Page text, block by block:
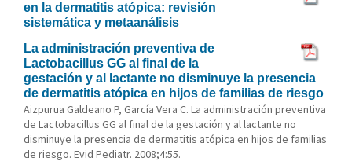
en la dermatitis atópica: revisión
sistemática y metaanálisis
La administración preventiva de
Lactobacillus GG al final de la
gestación y al lactante no disminuye la presencia
de dermatitis atópica en hijos de familias de riesgo
Aizpurua Galdeano P, García Vera C. La administración preventiva
de Lactobacillus GG al final de la gestación y al lactante no
disminuye la presencia de dermatitis atópica en hijos de familias
de riesgo. Evid Pediatr. 2008;4:55.